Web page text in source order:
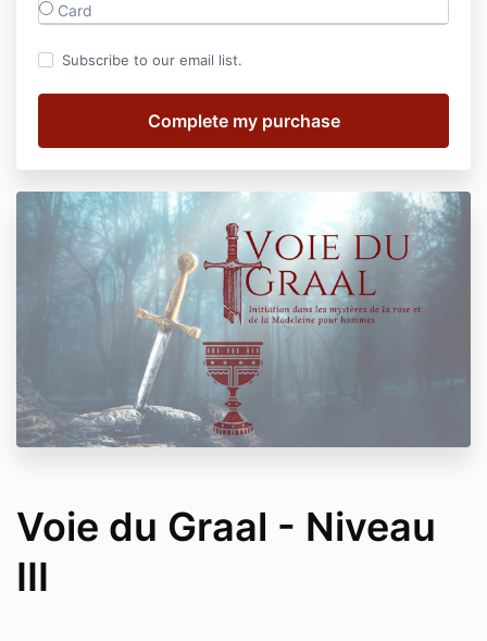
Card
Subscribe to our email list.
Voie du Graal - Niveau
III